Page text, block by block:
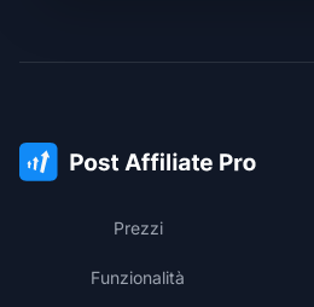
Prezzi
Funzionalità